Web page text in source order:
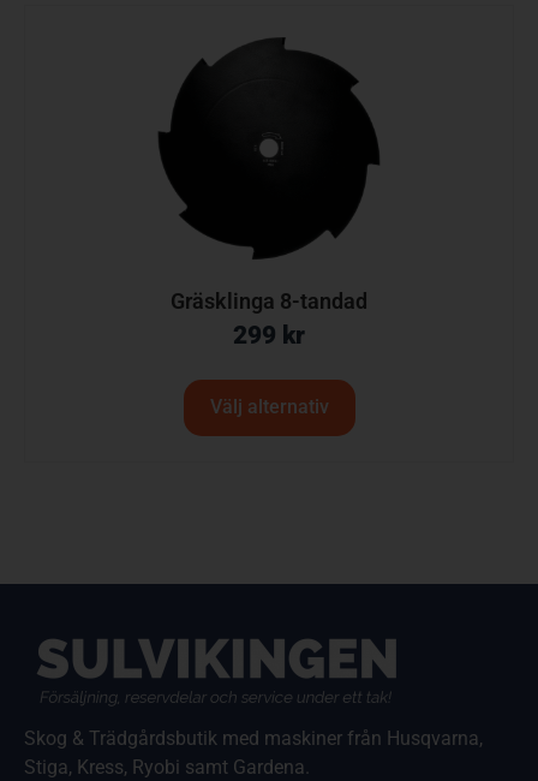
Gräsklinga 8-tandad
299 kr
Välj alternativ
Skog & Trädgårdsbutik med maskiner från Husqvarna,
Stiga, Kress, Ryobi samt Gardena.